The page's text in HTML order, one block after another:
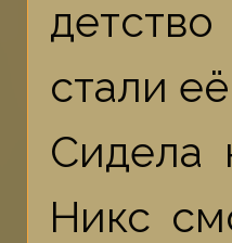
стали
Сидела
Никс